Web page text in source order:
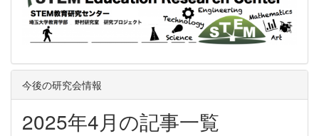
今後の研究会情報
2025年4月の記事一覧